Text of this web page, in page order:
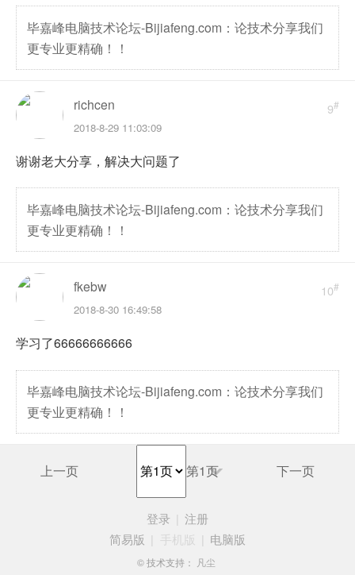
毕嘉峰电脑技术论坛-Bijiafeng.com：论技术分享我们
更专业更精确！！
9#
richcen
2018-8-29 11:03:09
谢谢老大分享，解决大问题了
毕嘉峰电脑技术论坛-Bijiafeng.com：论技术分享我们
更专业更精确！！
10#
fkebw
2018-8-30 16:49:58
学习了66666666666
毕嘉峰电脑技术论坛-Bijiafeng.com：论技术分享我们
更专业更精确！！
上一页 第1页 下一页
登录
注册
简易版
手机版 电脑版
© 技术支持： 凡尘